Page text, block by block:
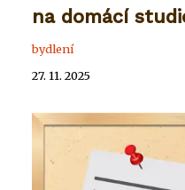
na domácí
bydlení
27. 11. 2025